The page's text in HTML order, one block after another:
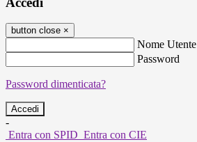
button close ×
Nome Utente
Password
Password dimenticata?
-
Entra con SPID Entra con CIE